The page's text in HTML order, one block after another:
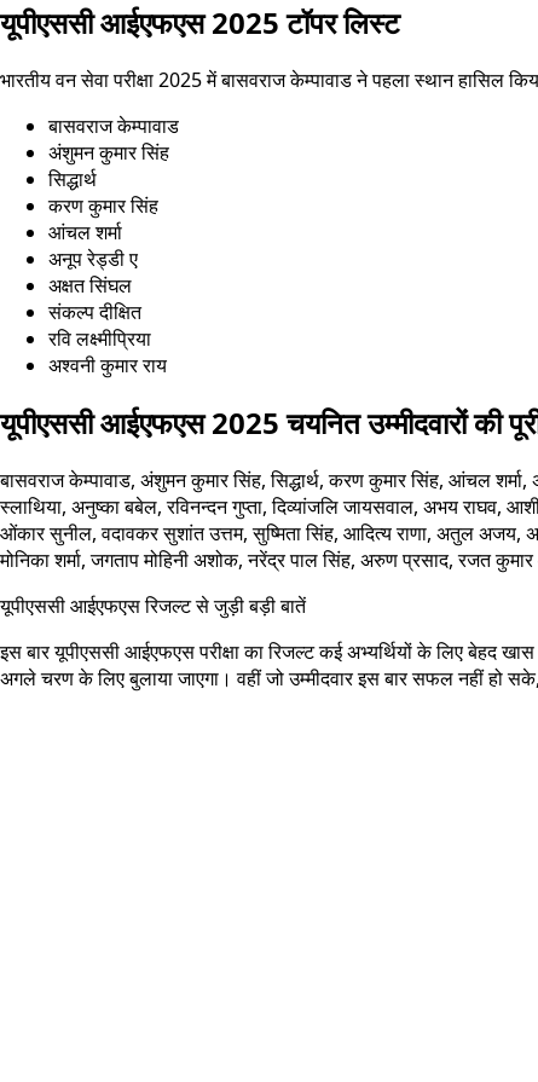
यूपीएससी आईएफएस 2025 टॉपर लिस्ट
भारतीय वन सेवा परीक्षा 2025 में बासवराज केम्पावाड ने पहला स्थान हासिल
बासवराज केम्पावाड
अंशुमन कुमार सिंह
सिद्धार्थ
करण कुमार सिंह
आंचल शर्मा
अनूप रेड्डी ए
अक्षत सिंघल
संकल्प दीक्षित
रवि लक्ष्मीप्रिया
अश्वनी कुमार राय
यूपीएससी आईएफएस 2025 चयनित उम्मीदवारों की
बासवराज केम्पावाड, अंशुमन कुमार सिंह, सिद्धार्थ, करण कुमार सिंह, आंचल शर्मा,
स्लाथिया, अनुष्का बबेल, रविनन्दन गुप्ता, दिव्यांजलि जायसवाल, अभय राघव,
ओंकार सुनील, वदावकर सुशांत उत्तम, सुष्मिता सिंह, आदित्य राणा, अतुल अजय,
मोनिका शर्मा, जगताप मोहिनी अशोक, नरेंद्र पाल सिंह, अरुण प्रसाद, रजत
यूपीएससी आईएफएस रिजल्ट से जुड़ी बड़ी बातें
इस बार यूपीएससी आईएफएस परीक्षा का रिजल्ट कई अभ्यर्थियों के लिए बेहद
अगले चरण के लिए बुलाया जाएगा। वहीं जो उम्मीदवार इस बार सफल नहीं हो सके,